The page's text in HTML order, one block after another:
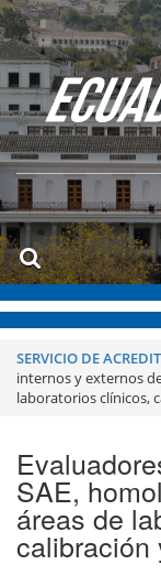
SERVICIO DE
internos y externos
laboratorios clínicos,
SAE,
áreas de
calibración